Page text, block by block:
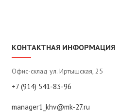
КОНТАКТНАЯ ИНФОРМАЦИЯ
Офис-склад ул. Иртышская, 25
+7 (914) 541-83-96
manager1_khv@mk-27.ru